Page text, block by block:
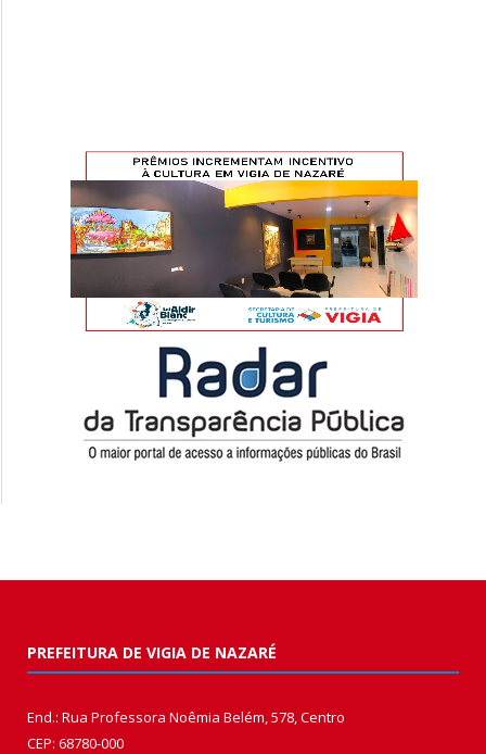
PREFEITURA DE VIGIA DE NAZARÉ
End.: Rua Professora Noêmia Belém, 578, Centro
CEP: 68780-000